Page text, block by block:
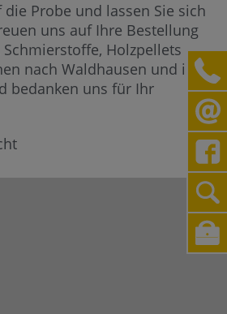
die Probe und lassen Sie sich
uns auf Ihre Bestellung
Holzpellets
nach Waldhausen und in
bedanken uns für Ihr